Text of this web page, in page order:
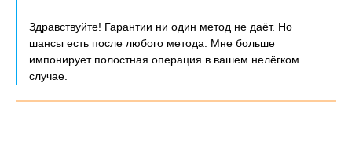
Здравствуйте! Гарантии ни один метод не даёт. Но
шансы есть после любого метода. Мне больше
импонирует полостная операция в вашем нелёгком
случае.